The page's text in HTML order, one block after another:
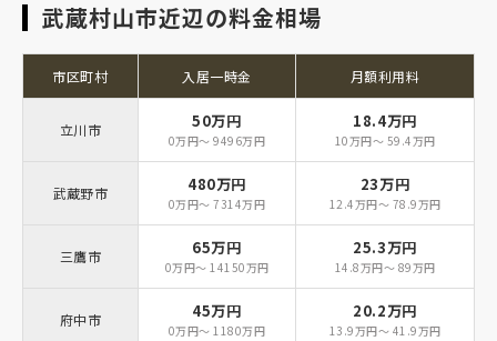
武蔵村山市近辺の料金相場
市区町村 入居一時金 月額利用料
立川市 50万円
0万円～ 9496万円
18.4万円
10万円～ 59.4万円
武蔵野市 480万円
0万円～ 7314万円
23万円
12.4万円～ 78.9万円
三鷹市 65万円
0万円～ 14150万円
25.3万円
14.8万円～ 89万円
府中市 45万円
0万円～ 1180万円
20.2万円
13.9万円～ 41.9万円